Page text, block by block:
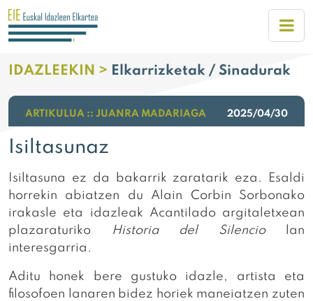
IDAZLEEKIN > Elkarrizketak / Sinadurak
ARTIKULUA :: JUANRA MADARIAGA 2025/04/30
Isiltasunaz
Isiltasuna ez da bakarrik zaratarik eza. Esaldi
horrekin abiatzen du Alain Corbin Sorbonako
irakasle eta idazleak Acantilado argitaletxean
plazaraturiko
Historia del Silencio
lan
interesgarria.
Aditu honek bere gustuko idazle, artista eta
filosofoen lanaren bidez horiek maneiatzen zuten